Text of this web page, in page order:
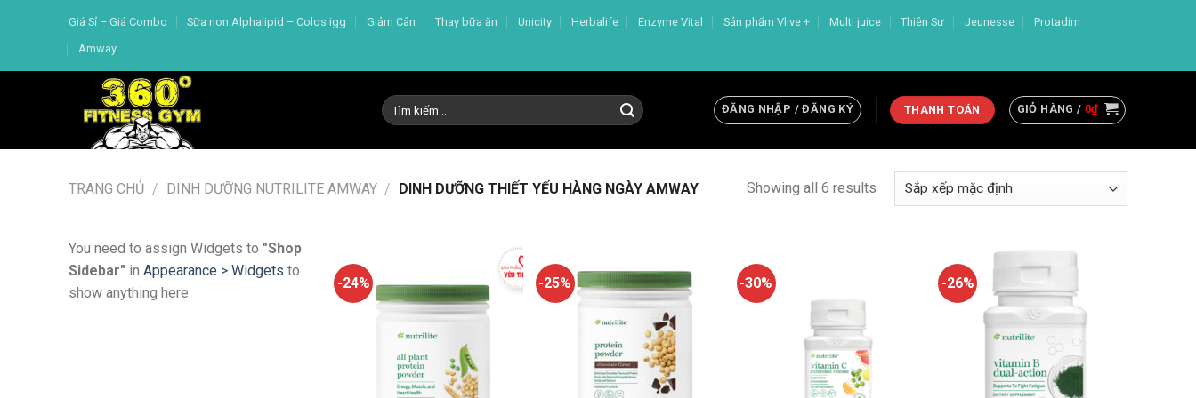
Giá Sỉ – Giá Combo Sữa non Alphalipid – Colos igg Giảm Cân Thay bữa ăn Unicity Herbalife Enzyme Vital Sản phẩm Vlive + Multi juice Thiên Sư Jeunesse
Protadim
Amway
Tìm
kiếm:
ĐĂNG NHẬP / ĐĂNG KÝ THANH TOÁN GIỎ HÀNG / 0₫
TRANG CHỦ / DINH DƯỠNG NUTRILITE AMWAY / DINH DƯỠNG THIẾT YẾU HÀNG NGÀY AMWAY Showing all 6 results
You need to assign Widgets to "Shop
Sidebar" in Appearance > Widgets to
show anything here
-24% -25% -30% -26%